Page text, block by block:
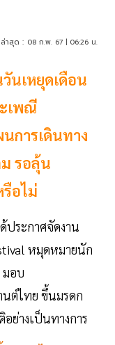
าสุด : 08 ก.พ. 67 | 06:26 น.
นเหยุดเดือน
เพณี
การเดินทาง
รอลุ้น
อไม่
ประกาศจัดงาน
หมุดหมายนัก
มอบ
นต์ไทย ขึ้นมรดก
ย่างเป็นทางการ